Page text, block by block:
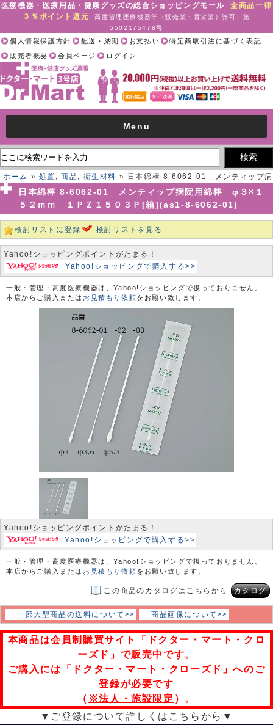
医療機器・医療用品・健康グッズの総合ショッピングモール全商品一律
３％ポイント還元
高度管理医療機器等（販売業・賃貸業）許可 第
5502175478号
個人情報保護方針 配送・納期 お支払い
特定商取引法に基づく表記
販売者概要
会員ページ ログイン
Menu
ホーム » 処置 ,商品, 衛生材料 » 日本綿棒 8-6062-01 メンティップ病
院用綿棒 φ３×１５２ｍｍ １ＰＺ１５０３Ｐ[箱](as1-8-6062-01)
日本綿棒 8-6062-01 メンティップ病院用綿棒 φ３×１
５２ｍｍ １ＰＺ１５０３Ｐ[箱](as1-8-6062-01)
検討リストに登録 検討リストを見る
Yahoo!ショッピングポイントがたまる！
Yahoo!ショッピングで購入する>>
一般・管理・高度医療機器は、Yahoo!ショッピングで扱っておりません。
本店からご購入または お見積もり依頼をお願い致します。
Yahoo!ショッピングポイントがたまる！
Yahoo!ショッピングで購入する>>
一般・管理・高度医療機器は、Yahoo!ショッピングで扱っておりません。
本店からご購入または お見積もり依頼をお願い致します。
この商品のカタログはこちらから カタログ
一部大型商品の送料について>> 商品画像について>>
本商品は会員制購買サイト「ドクター・マート・クロ
ーズド」で販売中です。
ご購入には「ドクター・マート・クローズド」へのご
登録が必要です
（ ※法人・施設限定 ）。
▼ご登録について詳しくはこちらから▼